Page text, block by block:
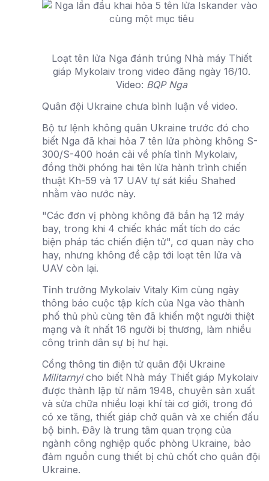
Loạt tên lửa Nga đánh trúng Nhà máy Thiết
giáp Mykolaiv trong video đăng ngày 16/10.
Video: BQP Nga
Quân đội Ukraine chưa bình luận về video.
Bộ tư lệnh không quân Ukraine trước đó cho
biết Nga đã khai hỏa 7 tên lửa phòng không S-
300/S-400 hoán cải về phía tỉnh Mykolaiv,
đồng thời phóng hai tên lửa hành trình chiến
thuật Kh-59 và 17 UAV tự sát kiểu Shahed
nhằm vào nước này.
"Các đơn vị phòng không đã bắn hạ 12 máy
bay, trong khi 4 chiếc khác mất tích do các
biện pháp tác chiến điện tử", cơ quan này cho
hay, nhưng không đề cập tới loạt tên lửa và
UAV còn lại.
Tỉnh trưởng Mykolaiv Vitaly Kim cùng ngày
thông báo cuộc tập kích của Nga vào thành
phố thủ phủ cùng tên đã khiến một người thiệt
mạng và ít nhất 16 người bị thương, làm nhiều
công trình dân sự bị hư hại.
Cổng thông tin điện tử quân đội Ukraine
Militarnyicho biết Nhà máy Thiết giáp Mykolaiv
được thành lập từ năm 1948, chuyên sản xuất
và sửa chữa nhiều loại khí tài cơ giới, trong đó
có xe tăng, thiết giáp chở quân và xe chiến đấu
bộ binh. Đây là trung tâm quan trọng của
ngành công nghiệp quốc phòng Ukraine, bảo
đảm nguồn cung thiết bị chủ chốt cho quân đội
Ukraine.